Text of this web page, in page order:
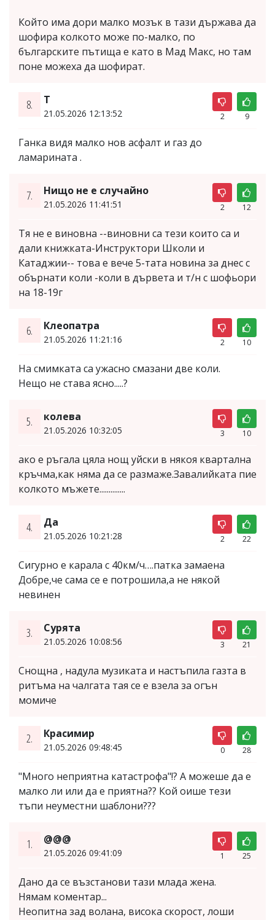
Който има дори малко мозък в тази държава да
шофира колкото може по-малко, по
българските пътища е като в Мад Макс, но там
поне можеха да шофират.
8. Т
21.05.2026 12:13:52 2 9
Ганка видя малко нов асфалт и газ до
ламарината .
7. Нищо не е случайно
21.05.2026 11:41:51 2 12
Тя не е виновна --виновни са тези които са и
дали книжката-Инструктори Школи и
Катаджии-- това е вече 5-тата новина за днес с
обърнати коли -коли в дървета и т/н с шофьори
на 18-19г
6. Клеопатра
21.05.2026 11:21:16 2 10
На смимката са ужасно смазани две коли.
Нещо не става ясно.....?
5. колева
21.05.2026 10:32:05 3 10
ако е ръгала цяла нощ уйски в някоя квартална
кръчма,как няма да се размаже.Завалийката пие
колкото мъжете..............
4. Да
21.05.2026 10:21:28 2 22
Сигурно е карала с 40км/ч….патка замаена
Добре,че сама се е потрошила,а не някой
невинен
3. Сурята
21.05.2026 10:08:56 3 21
Снощна , надула музиката и настъпила газта в
ритъма на чалгата тая се е взела за огън
момиче
2. Красимир
21.05.2026 09:48:45 0 28
"Много неприятна катастрофа"!? А можеше да е
малко ли или да е приятна?? Кой оише тези
тъпи неуместни шаблони???
1. @@@
21.05.2026 09:41:09 1 25
Дано да се възстанови тази млада жена.
Нямам коментар...
Неопитна зад волана, висока скорост, лоши